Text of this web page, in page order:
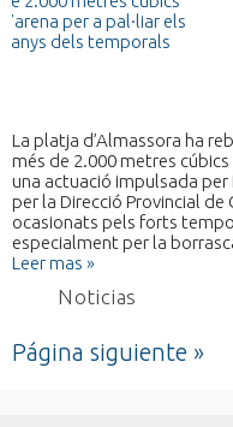
La platja d’Almassora ha
més de 2.000 metres cúbics
una actuació impulsada
per la Direcció Provincial de
ocasionats pels forts
especialment per la
Leer mas »
Noticias
Página siguiente »